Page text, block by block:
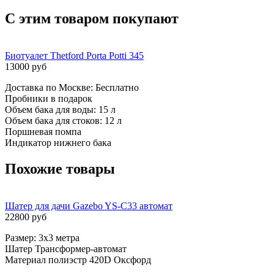
С этим товаром покупают
Биотуалет Thetford Porta Potti 345
13000 руб
Доставка по Москве: Бесплатно
Пробники в подарок
Объем бака для воды: 15 л
Объем бака для стоков: 12 л
Поршневая помпа
Индикатор нижнего бака
Похожие товары
Шатер для дачи Gazebo YS-C33 автомат
22800 руб
Размер: 3х3 метра
Шатер Трансформер-автомат
Материал полиэстр 420D Оксфорд